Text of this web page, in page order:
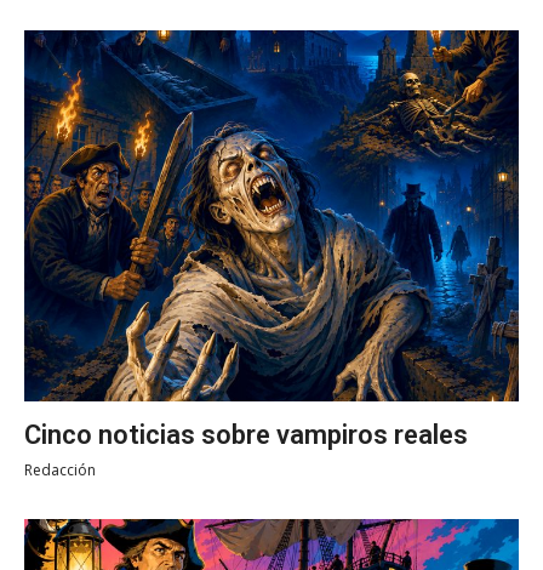
Cinco noticias sobre vampiros reales
Redacción